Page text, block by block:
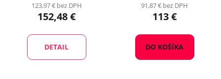
123,97 € bez DPH
152,48 €
DETAIL
91,87 € bez DPH
113 €
DO KOŠÍKA